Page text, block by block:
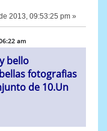
2013, 09:53:25 pm »
am
bello
fotografias
de 10.Un